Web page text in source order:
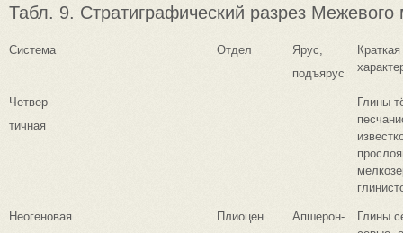
Табл. 9. Стратиграфический разрез Межевого
Система Отдел
Ярус,
подъярус
Четвер-
тичная
Глины
Неогеновая Плиоцен
Апшерон-
Глины